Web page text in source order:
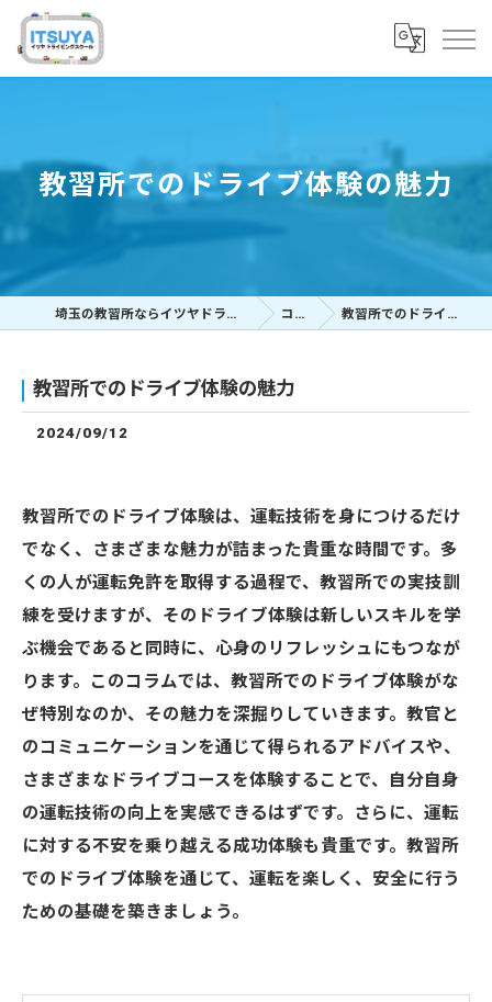
教習所でのドライブ体験の魅力
埼玉の教習所ならイツヤドライビングスクール コラム 教習所でのドライブ体験の魅力
教習所でのドライブ体験の魅力
2024/09/12
教習所でのドライブ体験は、運転技術を身につけるだけ
でなく、さまざまな魅力が詰まった貴重な時間です。多
くの人が運転免許を取得する過程で、教習所での実技訓
練を受けますが、そのドライブ体験は新しいスキルを学
ぶ機会であると同時に、心身のリフレッシュにもつなが
ります。このコラムでは、教習所でのドライブ体験がな
ぜ特別なのか、その魅力を深掘りしていきます。教官と
のコミュニケーションを通じて得られるアドバイスや、
さまざまなドライブコースを体験することで、自分自身
の運転技術の向上を実感できるはずです。さらに、運転
に対する不安を乗り越える成功体験も貴重です。教習所
でのドライブ体験を通じて、運転を楽しく、安全に行う
ための基礎を築きましょう。